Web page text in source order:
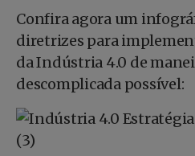
Confira agora um
diretrizes para
da Indústria 4.0 de
descomplicada possível: